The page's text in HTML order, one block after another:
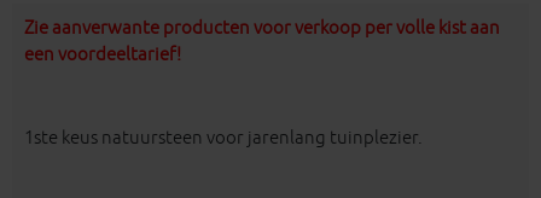
Zie aanverwante producten voor verkoop per volle kist aan
een voordeeltarief!
1ste keus natuursteen voor jarenlang tuinplezier.